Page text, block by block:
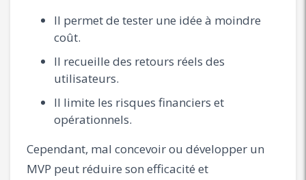
Il permet de tester une idée à moindre
coût.
Il recueille des retours réels des
utilisateurs.
Il limite les risques financiers et
opérationnels.
Cependant, mal concevoir ou développer un
MVP peut réduire son efficacité et